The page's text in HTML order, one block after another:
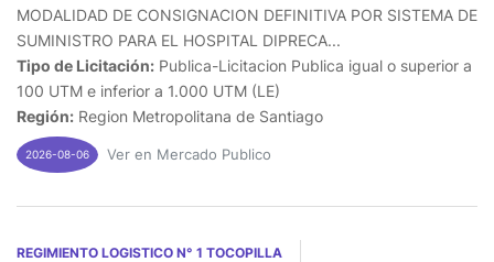
MODALIDAD DE CONSIGNACION DEFINITIVA POR SISTEMA DE
SUMINISTRO PARA EL HOSPITAL DIPRECA...
Tipo de Licitación: Publica-Licitacion Publica igual o superior a
100 UTM e inferior a 1.000 UTM (LE)
Región: Region Metropolitana de Santiago
2026-08-06 Ver en Mercado Publico
REGIMIENTO LOGISTICO N° 1 TOCOPILLA